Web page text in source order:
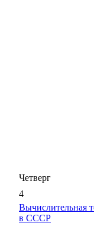
Четверг
4
Вычислительная
в СССР